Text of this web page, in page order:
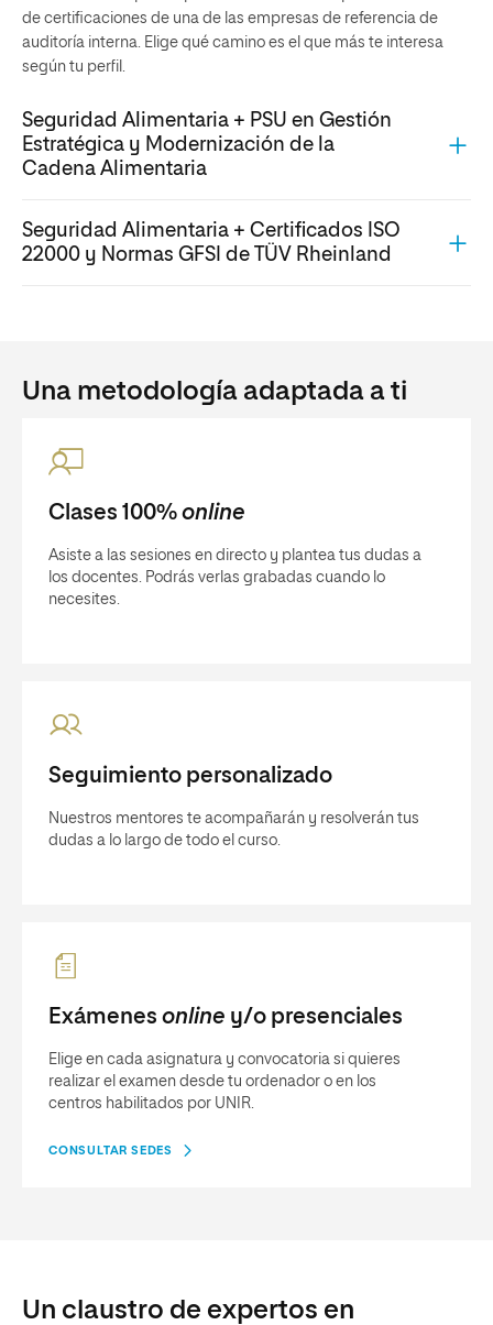
de certificaciones de una de las empresas de referencia de
auditoría interna. Elige qué camino es el que más te interesa
según tu perfil.
Seguridad Alimentaria + PSU en Gestión
Estratégica y Modernización de la
Cadena Alimentaria
Seguridad Alimentaria + Certificados ISO
22000 y Normas GFSI de TÜV Rheinland
Una metodología adaptada a ti
Clases 100% online
Asiste a las sesiones en directo y plantea tus dudas a
los docentes. Podrás verlas grabadas cuando lo
necesites.
Seguimiento personalizado
Nuestros mentores te acompañarán y resolverán tus
dudas a lo largo de todo el curso.
Exámenes online y/o presenciales
Elige en cada asignatura y convocatoria si quieres
realizar el examen desde tu ordenador o en los
centros habilitados por UNIR.
CONSULTAR SEDES
Un claustro de expertos en